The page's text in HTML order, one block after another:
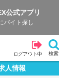
公式アプリ
バイト探し
ログアウト中 検索
人情報